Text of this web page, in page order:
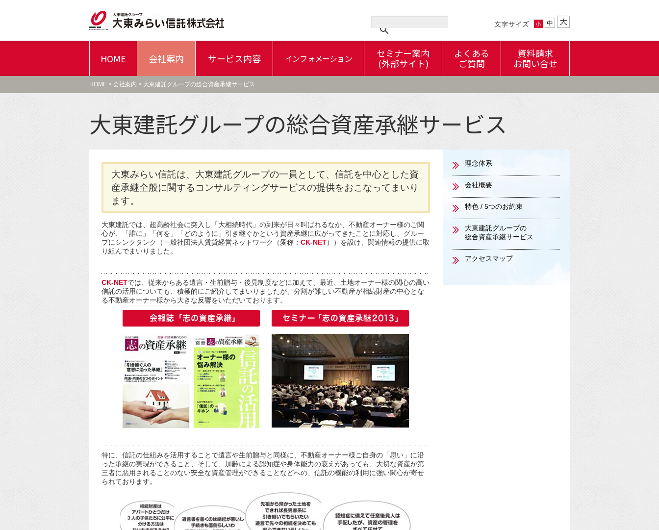
HOME 会社案内
理念体系 会社概要 特色 / 5つのお約束
サービス内容
資産承継コンサルティングサービスとは…
信託の“キホン”～その1～ 3-1.不動産管理信託の信託財産とは /
信託の“キホン”～その2～ 4.信託の安全性 /5.商事信託と民事信託（家族信託）
遺言信託サービスとは…
インフォメーション
セミナー案内
(外部サイト)
よくある
ご質問
信託一般について 大東みらい信託について
資料請求
お問い合せ
HOME > 会社案内 > 大東建託グループの総合資産承継サービス
大東建託グループの総合資産承継サービス
理念体系
会社概要
特色 / 5つのお約束
大東建託グループの
総合資産承継サービス
アクセスマップ
大東みらい信託は、大東建託グループの一員として、信託を中心とした資
産承継全般に関するコンサルティングサービスの提供をおこなってまいり
ます。
大東建託では、超高齢社会に突入し「大相続時代」の到来が日々叫ばれるなか、不動産オーナー様のご関
心が、「誰に」「何を」「どのように」引き継ぐかという資産承継に広がってきたことに対応し、グルー
プにシンクタンク（一般社団法人賃貸経営ネットワーク（愛称： CK-NET））を設け、関連情報の提供に取
り組んでまいりました。
CK-NETでは、従来からある遺言・生前贈与・後見制度などに加えて、最近、土地オーナー様の関心の高い
信託の活用についても、積極的にご紹介してまいりましたが、分割が難しい不動産が相続財産の中心とな
る不動産オーナー様から大きな反響をいただいております。
特に、信託の仕組みを活用することで遺言や生前贈与と同様に、不動産オーナー様ご自身の「思い」に沿
った承継の実現ができること、そして、加齢による認知症や身体能力の衰えがあっても、大切な資産が第
三者に悪用されることのない安全な資産管理ができることなどへの、信託の機能の利用に強い関心が寄せ
られております。